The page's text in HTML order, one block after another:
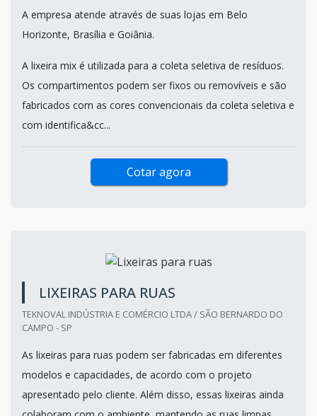
ECOPLAST / BRASILIA - DF
Atendimento Preferencial para Goiás e Distrito FederalPor
A empresa atende através de suas lojas em Belo
Horizonte, Brasília e Goiânia.
A lixeira mix é utilizada para a coleta seletiva de resíduos.
fabricados com as cores convencionais da coleta seletiva e